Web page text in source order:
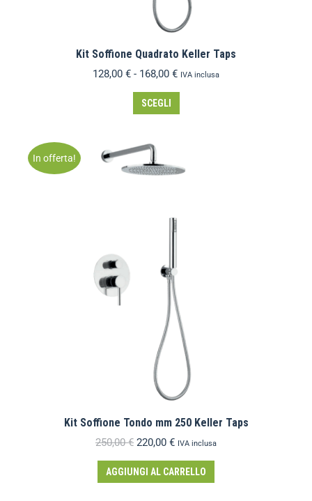
Kit Soffione Quadrato Keller Taps
128,00 € - 168,00 € IVA inclusa
SCEGLI
In offerta!
Kit Soffione Tondo mm 250 Keller Taps
250,00€ 220,00 € IVA inclusa
AGGIUNGI AL CARRELLO